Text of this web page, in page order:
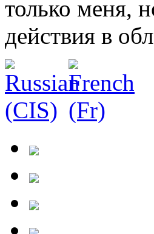
только меня,
действия в